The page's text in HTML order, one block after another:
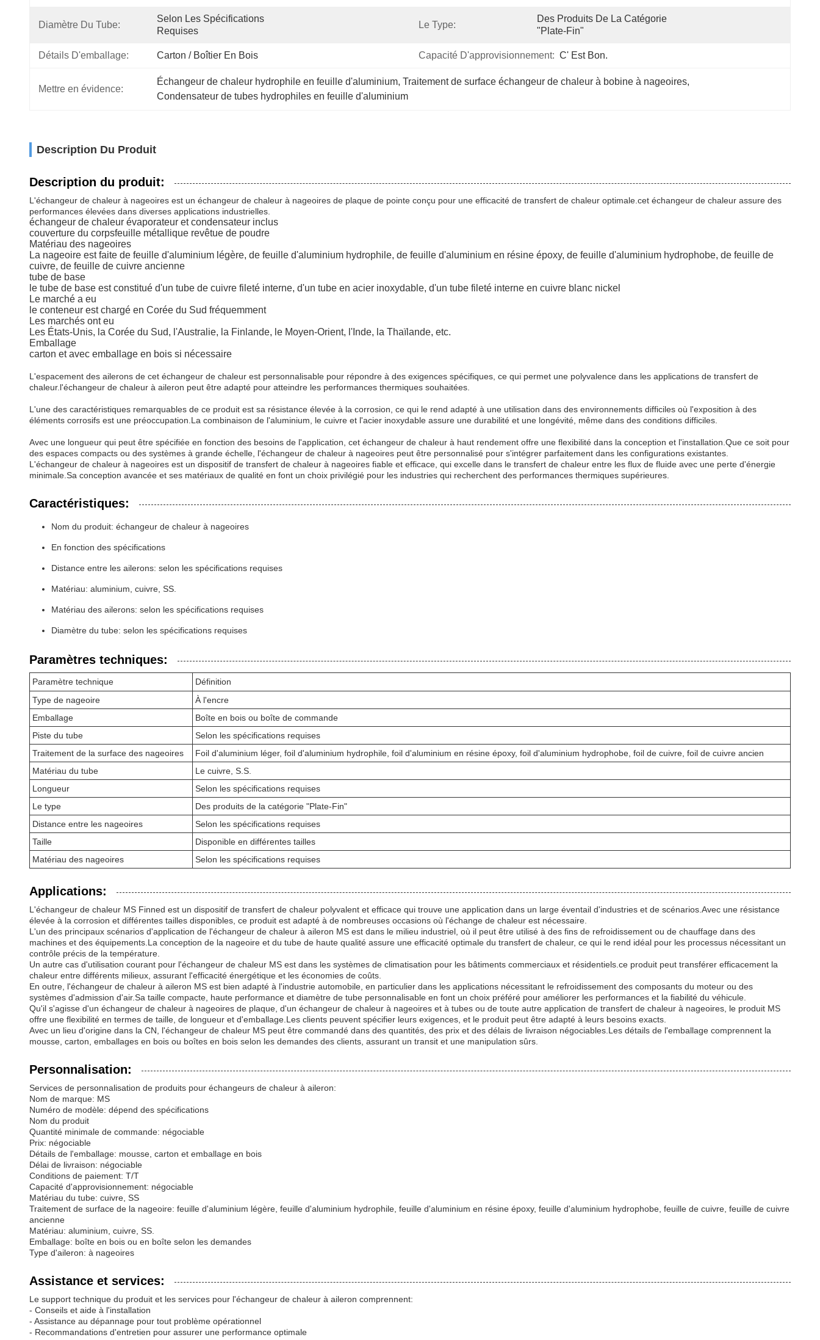
Diamètre Du Tube:
Selon Les Spécifications
Requises
Le Type:
Des Produits De La Catégorie
"Plate-Fin"
Détails D'emballage: Carton / Boîtier En Bois Capacité D'approvisionnement: C' Est Bon.
Mettre en évidence:
Échangeur de chaleur hydrophile en feuille d'aluminium, Traitement de surface échangeur de chaleur à bobine à nageoires,
Condensateur de tubes hydrophiles en feuille d'aluminium
Description Du Produit
Description du produit:
L'échangeur de chaleur à nageoires est un échangeur de chaleur à nageoires de plaque de pointe conçu pour une efficacité de transfert de chaleur optimale.cet échangeur de chaleur assure des
performances élevées dans diverses applications industrielles.
échangeur de chaleur évaporateur et condensateur inclus
couverture du corpsfeuille métallique revêtue de poudre
Matériau des nageoires
La nageoire est faite de feuille d'aluminium légère, de feuille d'aluminium hydrophile, de feuille d'aluminium en résine époxy, de feuille d'aluminium hydrophobe, de feuille de
cuivre, de feuille de cuivre ancienne
tube de base
le tube de base est constitué d'un tube de cuivre fileté interne, d'un tube en acier inoxydable, d'un tube fileté interne en cuivre blanc nickel
Le marché a eu
le conteneur est chargé en Corée du Sud fréquemment
Les marchés ont eu
Les États-Unis, la Corée du Sud, l'Australie, la Finlande, le Moyen-Orient, l'Inde, la Thaïlande, etc.
Emballage
carton et avec emballage en bois si nécessaire
L'espacement des ailerons de cet échangeur de chaleur est personnalisable pour répondre à des exigences spécifiques, ce qui permet une polyvalence dans les applications de transfert de
chaleur.l'échangeur de chaleur à aileron peut être adapté pour atteindre les performances thermiques souhaitées.
L'une des caractéristiques remarquables de ce produit est sa résistance élevée à la corrosion, ce qui le rend adapté à une utilisation dans des environnements difficiles où l'exposition à des
éléments corrosifs est une préoccupation.La combinaison de l'aluminium, le cuivre et l'acier inoxydable assure une durabilité et une longévité, même dans des conditions difficiles.
Avec une longueur qui peut être spécifiée en fonction des besoins de l'application, cet échangeur de chaleur à haut rendement offre une flexibilité dans la conception et l'installation.Que ce soit pour
des espaces compacts ou des systèmes à grande échelle, l'échangeur de chaleur à nageoires peut être personnalisé pour s'intégrer parfaitement dans les configurations existantes.
L'échangeur de chaleur à nageoires est un dispositif de transfert de chaleur à nageoires fiable et efficace, qui excelle dans le transfert de chaleur entre les flux de fluide avec une perte d'énergie
minimale.Sa conception avancée et ses matériaux de qualité en font un choix privilégié pour les industries qui recherchent des performances thermiques supérieures.
Caractéristiques:
Nom du produit: échangeur de chaleur à nageoires
En fonction des spécifications
Distance entre les ailerons: selon les spécifications requises
Matériau: aluminium, cuivre, SS.
Matériau des ailerons: selon les spécifications requises
Diamètre du tube: selon les spécifications requises
Paramètres techniques:
Paramètre technique
Définition
Type de nageoire
À l'encre
Emballage
Boîte en bois ou boîte de commande
Piste du tube
Selon les spécifications requises
Traitement de la surface des nageoires
Foil d'aluminium léger, foil d'aluminium hydrophile, foil d'aluminium en résine époxy, foil d'aluminium hydrophobe, foil de cuivre, foil de cuivre ancien
Matériau du tube
Le cuivre, S.S.
Longueur
Selon les spécifications requises
Le type
Des produits de la catégorie "Plate-Fin"
Distance entre les nageoires
Selon les spécifications requises
Taille
Disponible en différentes tailles
Matériau des nageoires
Selon les spécifications requises
Applications:
L'échangeur de chaleur MS Finned est un dispositif de transfert de chaleur polyvalent et efficace qui trouve une application dans un large éventail d'industries et de scénarios.Avec une résistance
élevée à la corrosion et différentes tailles disponibles, ce produit est adapté à de nombreuses occasions où l'échange de chaleur est nécessaire.
L'un des principaux scénarios d'application de l'échangeur de chaleur à aileron MS est dans le milieu industriel, où il peut être utilisé à des fins de refroidissement ou de chauffage dans des
machines et des équipements.La conception de la nageoire et du tube de haute qualité assure une efficacité optimale du transfert de chaleur, ce qui le rend idéal pour les processus nécessitant un
contrôle précis de la température.
Un autre cas d'utilisation courant pour l'échangeur de chaleur MS est dans les systèmes de climatisation pour les bâtiments commerciaux et résidentiels.ce produit peut transférer efficacement la
chaleur entre différents milieux, assurant l'efficacité énergétique et les économies de coûts.
En outre, l'échangeur de chaleur à aileron MS est bien adapté à l'industrie automobile, en particulier dans les applications nécessitant le refroidissement des composants du moteur ou des
systèmes d'admission d'air.Sa taille compacte, haute performance et diamètre de tube personnalisable en font un choix préféré pour améliorer les performances et la fiabilité du véhicule.
Qu'il s'agisse d'un échangeur de chaleur à nageoires de plaque, d'un échangeur de chaleur à nageoires et à tubes ou de toute autre application de transfert de chaleur à nageoires, le produit MS
offre une flexibilité en termes de taille, de longueur et d'emballage.Les clients peuvent spécifier leurs exigences, et le produit peut être adapté à leurs besoins exacts.
Avec un lieu d'origine dans la CN, l'échangeur de chaleur MS peut être commandé dans des quantités, des prix et des délais de livraison négociables.Les détails de l'emballage comprennent la
mousse, carton, emballages en bois ou boîtes en bois selon les demandes des clients, assurant un transit et une manipulation sûrs.
Personnalisation:
Services de personnalisation de produits pour échangeurs de chaleur à aileron:
Nom de marque: MS
Numéro de modèle: dépend des spécifications
Nom du produit
Quantité minimale de commande: négociable
Prix: négociable
Détails de l'emballage: mousse, carton et emballage en bois
Délai de livraison: négociable
Conditions de paiement: T/T
Capacité d'approvisionnement: négociable
Matériau du tube: cuivre, SS
Traitement de surface de la nageoire: feuille d'aluminium légère, feuille d'aluminium hydrophile, feuille d'aluminium en résine époxy, feuille d'aluminium hydrophobe, feuille de cuivre, feuille de cuivre
ancienne
Matériau: aluminium, cuivre, SS.
Emballage: boîte en bois ou en boîte selon les demandes
Type d'aileron: à nageoires
Assistance et services:
Le support technique du produit et les services pour l'échangeur de chaleur à aileron comprennent:
- Conseils et aide à l'installation
- Assistance au dépannage pour tout problème opérationnel
- Recommandations d'entretien pour assurer une performance optimale